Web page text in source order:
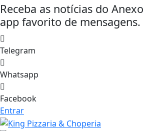
Receba as notícias do
app favorito de mensagens.
Telegram
Whatsapp
Facebook
Entrar